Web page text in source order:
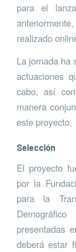
para el
realizado
La jornada ha
actuaciones
cabo, así
manera
este proyecto.
Selección
El proyecto
por la
para la
presentadas
deberá estar